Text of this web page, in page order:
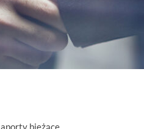
bieżące